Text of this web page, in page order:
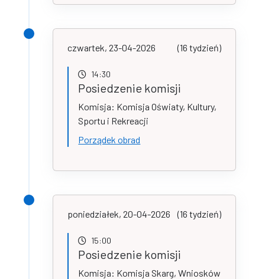
czwartek, 23-04-2026 (16 tydzień)
14:30
Posiedzenie komisji
Komisja: Komisja Oświaty, Kultury,
Sportu i Rekreacji
Porządek obrad
poniedziałek, 20-04-2026 (16 tydzień)
15:00
Posiedzenie komisji
Komisja: Komisja Skarg, Wniosków